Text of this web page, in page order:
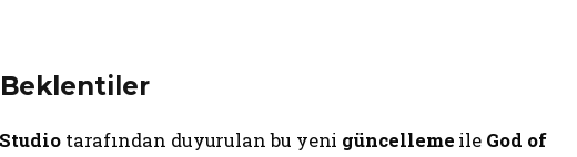
tarafından duyurulan bu yeni güncelleme ile God of